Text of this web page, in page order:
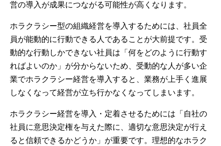
営の導入が成果につながる可能性が高くなります。
ホラクラシー型の組織経営を導入するためには、社員全
員が能動的に行動できる人であることが大前提です。受
動的な行動しかできない社員は「何をどのように行動す
ればよいのか」が分からないため、受動的な人が多い企
業でホラクラシー経営を導入すると、業務が上手く進展
しなくなって経営が立ち行かなくなってしまいます。
ホラクラシー経営を導入・定着させるためには「自社の
社員に意思決定権を与えた際に、適切な意思決定が行え
ると信頼できるかどうか」が重要です。理想的なホラク